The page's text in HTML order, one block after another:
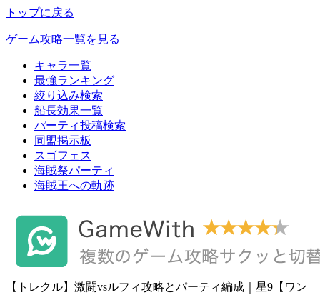
トップに戻る
ゲーム攻略一覧を見る
キャラ一覧
最強ランキング
絞り込み検索
船長効果一覧
パーティ投稿検索
同盟掲示板
スゴフェス
海賊祭パーティ
海賊王への軌跡
【トレクル】激闘vsルフィ攻略とパーティ編成｜星9【ワン